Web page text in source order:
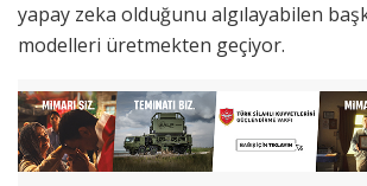
yapay zeka olduğunu algılayabilen
modelleri üretmekten geçiyor.